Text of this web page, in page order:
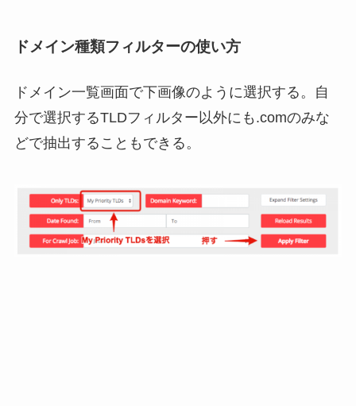
ドメイン種類フィルターの使い方
ドメイン一覧画面で下画像のように選択する。自
分で選択するTLDフィルター以外にも.comのみな
どで抽出することもできる。